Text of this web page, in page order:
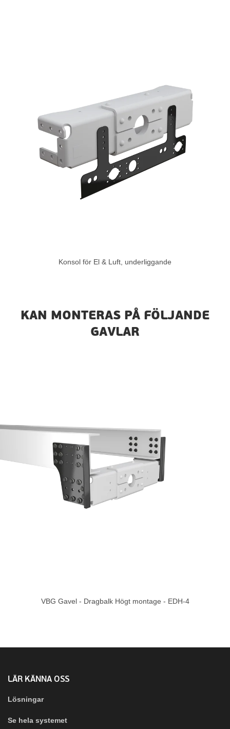
Konsol för El & Luft, underliggande
KAN MONTERAS PÅ FÖLJANDE
GAVLAR
VBG Gavel - Dragbalk Högt montage - EDH-4
LÄR KÄNNA OSS
Lösningar
Se hela systemet